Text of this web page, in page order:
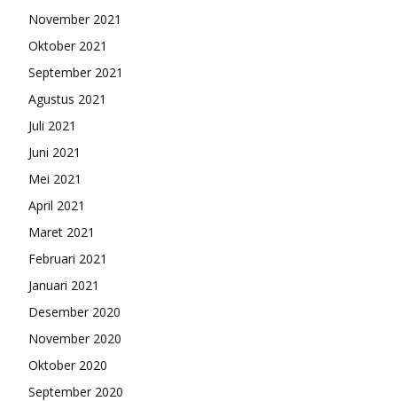
November 2021
Oktober 2021
September 2021
Agustus 2021
Juli 2021
Juni 2021
Mei 2021
April 2021
Maret 2021
Februari 2021
Januari 2021
Desember 2020
November 2020
Oktober 2020
September 2020